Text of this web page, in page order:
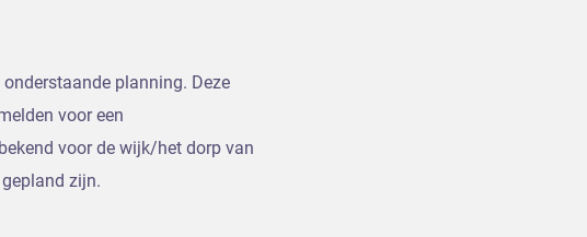
planning. Deze
voor een
voor de wijk/het dorp van
zijn.